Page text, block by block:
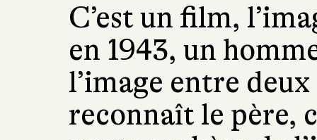
C’est un film,
en 1943, un
l’image entre
reconnaît le père,